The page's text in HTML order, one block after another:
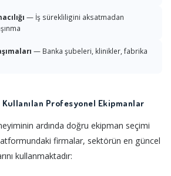
— İş sürekliligini aksatmadan
— Banka şubeleri, klinikler, fabrika
Kullanılan Profesyonel Ekipmanlar
ardında doğru ekipman seçimi
firmalar, sektörün en güncel
kullanmaktadır: